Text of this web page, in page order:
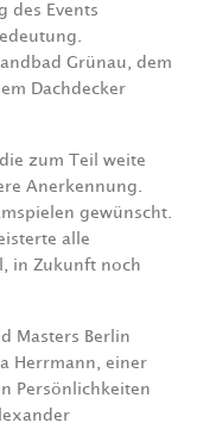
des Events
Grünau, dem
Dachdecker
zum Teil weite
Anerkennung.
gewünscht.
alle
in Zukunft noch
Masters Berlin
Herrmann, einer
Persönlichkeiten